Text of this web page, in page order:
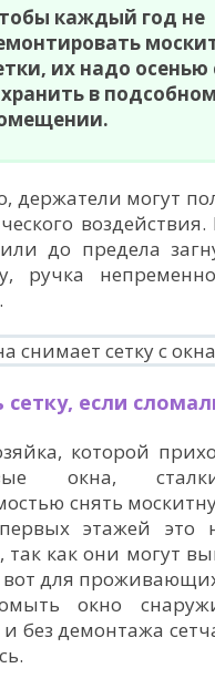
каждый год не
их надо
в подсобном
держатели могут
до предела
ручка
сетку, если
которой
окна,
снять
этажей это
так как они могут
вот для
окно
без демонтажа